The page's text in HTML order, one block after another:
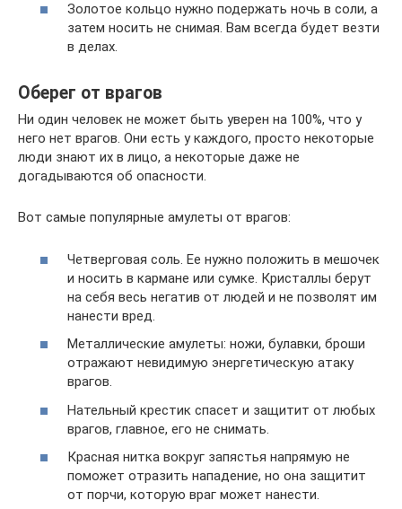
Золотое кольцо нужно подержать ночь в соли, а
затем носить не снимая. Вам всегда будет везти
в делах.
Оберег от врагов
Ни один человек не может быть уверен на 100%, что у
него нет врагов. Они есть у каждого, просто некоторые
люди знают их в лицо, а некоторые даже не
догадываются об опасности.
Вот самые популярные амулеты от врагов:
Четверговая соль. Ее нужно положить в мешочек
и носить в кармане или сумке. Кристаллы берут
на себя весь негатив от людей и не позволят им
нанести вред.
Металлические амулеты: ножи, булавки, броши
отражают невидимую энергетическую атаку
врагов.
Нательный крестик спасет и защитит от любых
врагов, главное, его не снимать.
Красная нитка вокруг запястья напрямую не
поможет отразить нападение, но она защитит
от порчи, которую враг может нанести.